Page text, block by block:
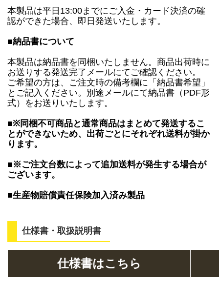
本製品は平日13:00までにご入金・カード決済の確
認ができた場合、即日発送いたします。
■納品書について
本製品は納品書を同梱いたしません。商品出荷時に
お送りする発送完了メールにてご確認ください。
ご希望の方は、ご注文時の備考欄に「納品書希望」
とご記入ください。別途メールにて納品書（PDF形
式）をお送りいたします。
■※同梱不可商品と通常商品はまとめて発送するこ
とができないため、出荷ごとにそれぞれ送料が掛か
ります。
■※ご注文台数によって追加送料が発生する場合が
ございます。
■生産物賠償責任保険加入済み製品
仕様書・取扱説明書
仕様書はこちら